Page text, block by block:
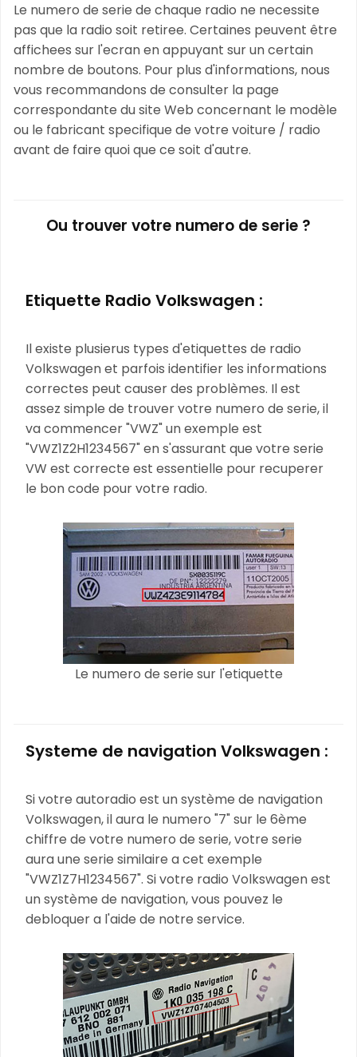
Le numero de serie de chaque radio ne necessite
pas que la radio soit retiree. Certaines peuvent être
affichees sur l'ecran en appuyant sur un certain
nombre de boutons. Pour plus d'informations, nous
vous recommandons de consulter la page
correspondante du site Web concernant le modèle
ou le fabricant specifique de votre voiture / radio
avant de faire quoi que ce soit d'autre.
Ou trouver votre numero de serie ?
Etiquette Radio Volkswagen :
Il existe plusierus types d'etiquettes de radio
Volkswagen et parfois identifier les informations
correctes peut causer des problèmes. Il est
assez simple de trouver votre numero de serie, il
va commencer "VWZ" un exemple est
"VWZ1Z2H1234567" en s'assurant que votre serie
VW est correcte est essentielle pour recuperer
le bon code pour votre radio.
Le numero de serie sur l'etiquette
Systeme de navigation Volkswagen :
Si votre autoradio est un système de navigation
Volkswagen, il aura le numero "7" sur le 6ème
chiffre de votre numero de serie, votre serie
aura une serie similaire a cet exemple
"VWZ1Z7H1234567". Si votre radio Volkswagen est
un système de navigation, vous pouvez le
debloquer a l'aide de notre service.